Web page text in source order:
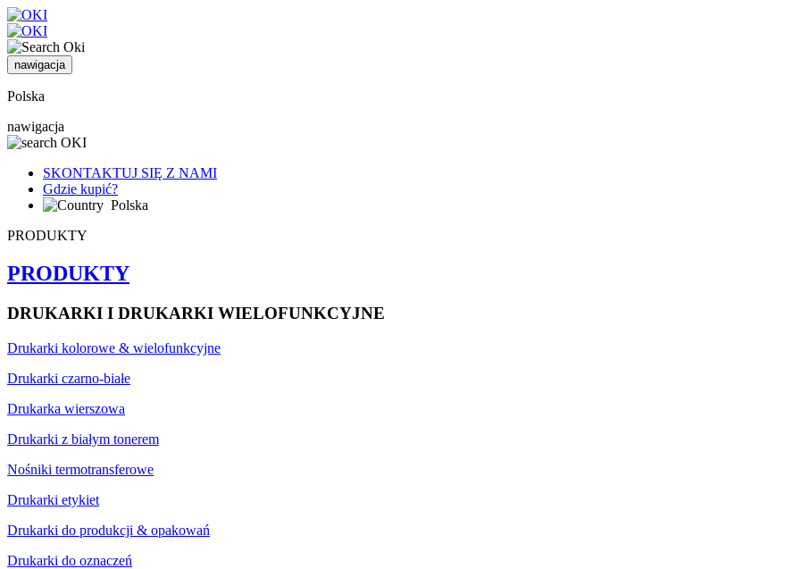
nawigacja
Polska
nawigacja
SKONTAKTUJ SIĘ Z NAMI
Gdzie kupić?
Polska
PRODUKTY
PRODUKTY
DRUKARKI I DRUKARKI WIELOFUNKCYJNE
Drukarki kolorowe & wielofunkcyjne
Drukarki czarno-białe
Drukarka wierszowa
Drukarki z białym tonerem
Nośniki termotransferowe
Drukarki etykiet
Drukarki do produkcji & opakowań
Drukarki do oznaczeń